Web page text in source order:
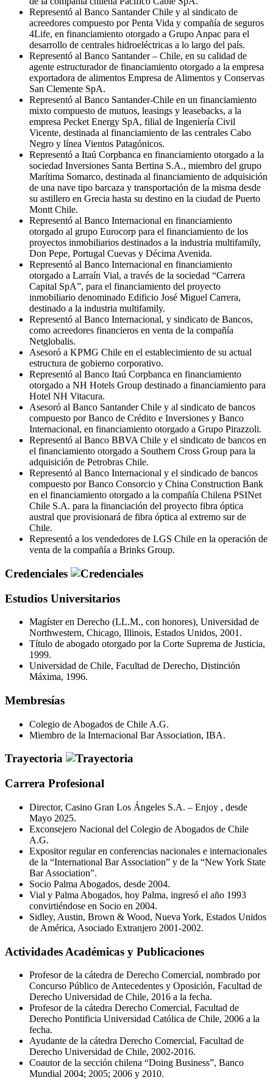
Representó al Banco Santander Chile y al sindicato de
acreedores compuesto por Penta Vida y compañía de seguros
4Life, en financiamiento otorgado a Grupo Anpac para el
desarrollo de centrales hidroeléctricas a lo largo del país.
Representó al Banco Santander – Chile, en su calidad de
agente estructurador de financiamiento otorgado a la empresa
exportadora de alimentos Empresa de Alimentos y Conservas
San Clemente SpA.
Representó al Banco Santander-Chile en un financiamiento
mixto compuesto de mutuos, leasings y leasebacks, a la
empresa Pecket Energy SpA, filial de Ingeniería Civil
Vicente, destinada al financiamiento de las centrales Cabo
Negro y línea Vientos Patagónicos.
Representó a Itaú Corpbanca en financiamiento otorgado a la
sociedad Inversiones Santa Bertina S.A., miembro del grupo
Marítima Somarco, destinada al financiamiento de adquisición
de una nave tipo barcaza y transportación de la misma desde
su astillero en Grecia hasta su destino en la ciudad de Puerto
Montt Chile.
Representó al Banco Internacional en financiamiento
otorgado al grupo Eurocorp para el financiamiento de los
proyectos inmobiliarios destinados a la industria multifamily,
Don Pepe, Portugal Cuevas y Décima Avenida.
Representó al Banco Internacional en financiamiento
otorgado a Larraín Vial, a través de la sociedad “Carrera
Capital SpA”, para el financiamiento del proyecto
inmobiliario denominado Edificio José Miguel Carrera,
destinado a la industria multifamily.
Representó al Banco Internacional, y sindicato de Bancos,
como acreedores financieros en venta de la compañía
Netglobalis.
Asesoró a KPMG Chile en el establecimiento de su actual
estructura de gobierno corporativo.
Representó al Banco Itaú Corpbanca en financiamiento
otorgado a NH Hotels Group destinado a financiamiento para
Hotel NH Vitacura.
Asesoró al Banco Santander Chile y al sindicato de bancos
compuesto por Banco de Crédito e Inversiones y Banco
Internacional, en financiamiento otorgado a Grupo Pirazzoli.
Representó al Banco BBVA Chile y el sindicato de bancos en
el financiamiento otorgado a Southern Cross Group para la
adquisición de Petrobras Chile.
Representó al Banco Internacional y el sindicado de bancos
compuesto por Banco Consorcio y China Construction Bank
en el financiamiento otorgado a la compañía Chilena PSINet
Chile S.A. para la financiación del proyecto fibra óptica
austral que provisionará de fibra óptica al extremo sur de
Chile.
Representó a los vendedores de LGS Chile en la operación de
venta de la compañía a Brinks Group.
Credenciales
Estudios Universitarios
Magíster en Derecho (LL.M., con honores), Universidad de
Northwestern, Chicago, Illinois, Estados Unidos, 2001.
Título de abogado otorgado por la Corte Suprema de Justicia,
1999.
Universidad de Chile, Facultad de Derecho, Distinción
Máxima, 1996.
Membresías
Colegio de Abogados de Chile A.G.
Miembro de la Internacional Bar Association, IBA.
Trayectoria
Carrera Profesional
Director, Casino Gran Los Ángeles S.A. – Enjoy , desde
Mayo 2025.
Exconsejero Nacional del Colegio de Abogados de Chile
A.G.
Expositor regular en conferencias nacionales e internacionales
de la “International Bar Association” y de la “New York State
Bar Association”.
Socio Palma Abogados, desde 2004.
Vial y Palma Abogados, hoy Palma, ingresó el año 1993
convirtiéndose en Socio en 2004.
Sidley, Austin, Brown & Wood, Nueva York, Estados Unidos
de América, Asociado Extranjero 2001-2002.
Actividades Académicas y Publicaciones
Profesor de la cátedra de Derecho Comercial, nombrado por
Concurso Público de Antecedentes y Oposición, Facultad de
Derecho Universidad de Chile, 2016 a la fecha.
Profesor de la cátedra Derecho Comercial, Facultad de
Derecho Pontificia Universidad Católica de Chile, 2006 a la
fecha.
Ayudante de la cátedra Derecho Comercial, Facultad de
Derecho Universidad de Chile, 2002-2016.
Coautor de la sección chilena “Doing Business”, Banco
Mundial 2004; 2005; 2006 y 2010.